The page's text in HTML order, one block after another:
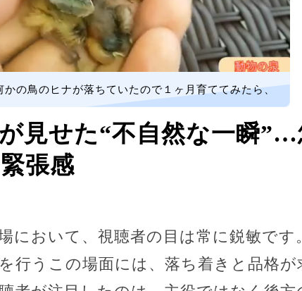
かの鳥のヒナが落ちていたので１ヶ月育ててみたら、
見せた“不自然な一瞬”…
張感
において、視聴者の目は常に鋭敏です
行うこの場面には、落ち着きと品格が